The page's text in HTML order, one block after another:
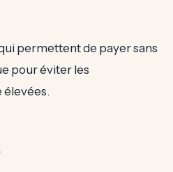
permettent de payer sans
pour éviter les
élevées.